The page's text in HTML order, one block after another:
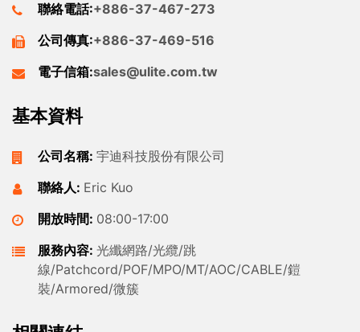
聯絡電話:+886-37-467-273
公司傳真:+886-37-469-516
電子信箱:sales@ulite.com.tw
基本資料
公司名稱: 宇迪科技股份有限公司
聯絡人: Eric Kuo
開放時間: 08:00-17:00
服務內容: 光纖網路/光纜/跳
線/Patchcord/POF/MPO/MT/AOC/CABLE/鎧
裝/Armored/微簇